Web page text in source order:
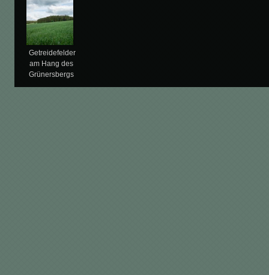
Getreidefelder
am Hang des
Grünersbergs